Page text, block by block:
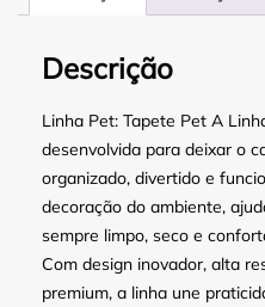
Descrição
Linha Pet: Tapete Pet A
desenvolvida para deixar o
organizado, divertido e
decoração do ambiente,
sempre limpo, seco e
Com design inovador, alta
premium, a linha une